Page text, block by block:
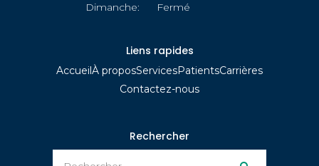
Dimanche:
Fermé
Liens rapides
AccueilÀ proposServicesPatientsCarrières
Contactez-nous
Rechercher